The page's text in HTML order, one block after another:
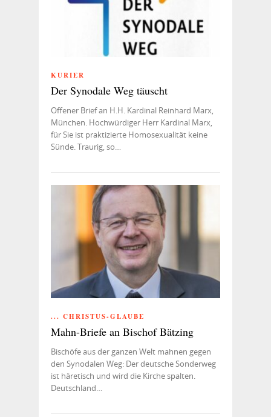
KURIER
Der Synodale Weg täuscht
Offener Brief an H.H. Kardinal Reinhard Marx,
München. Hochwürdiger Herr Kardinal Marx,
für Sie ist praktizierte Homosexualität keine
Sünde. Traurig, so…
... CHRISTUS-GLAUBE
Mahn-Briefe an Bischof Bätzing
Bischöfe aus der ganzen Welt mahnen gegen
den Synodalen Weg: Der deutsche Sonderweg
ist häretisch und wird die Kirche spalten.
Deutschland…